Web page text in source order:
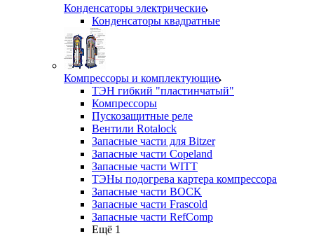
Конденсаторы электрические
Конденсаторы квадратные
Компрессоры и комплектующие
ТЭН гибкий "пластинчатый"
Компрессоры
Пускозащитные реле
Вентили Rotalock
Запасные части для Bitzer
Запасные части Copeland
Запасные части WITT
ТЭНы подогрева картера компрессора
Запасные части BOCK
Запасные части Frascold
Запасные части RefComp
Ещё 1